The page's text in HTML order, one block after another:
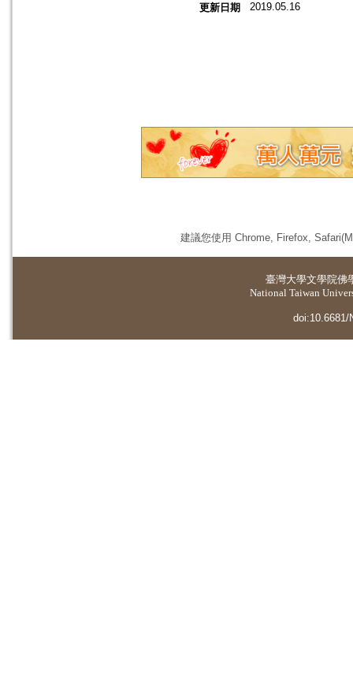
更新日期 2019.05.16
建議您使用 Chrome, Firefox,
臺灣大學文學院佛
National Taiwan
doi:10.6681/